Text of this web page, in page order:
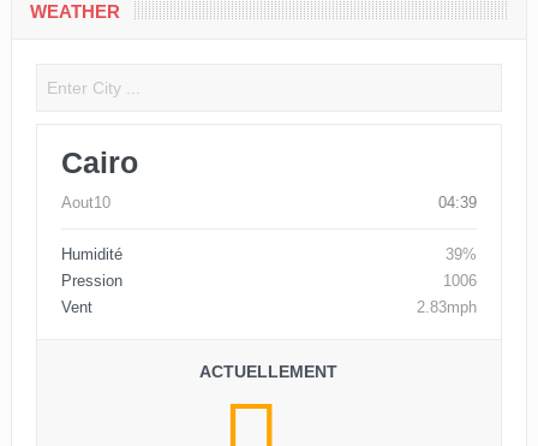
WEATHER
Cairo
Aout10 04:39
Humidité
39%
Pression
1006
Vent
2.83mph
ACTUELLEMENT